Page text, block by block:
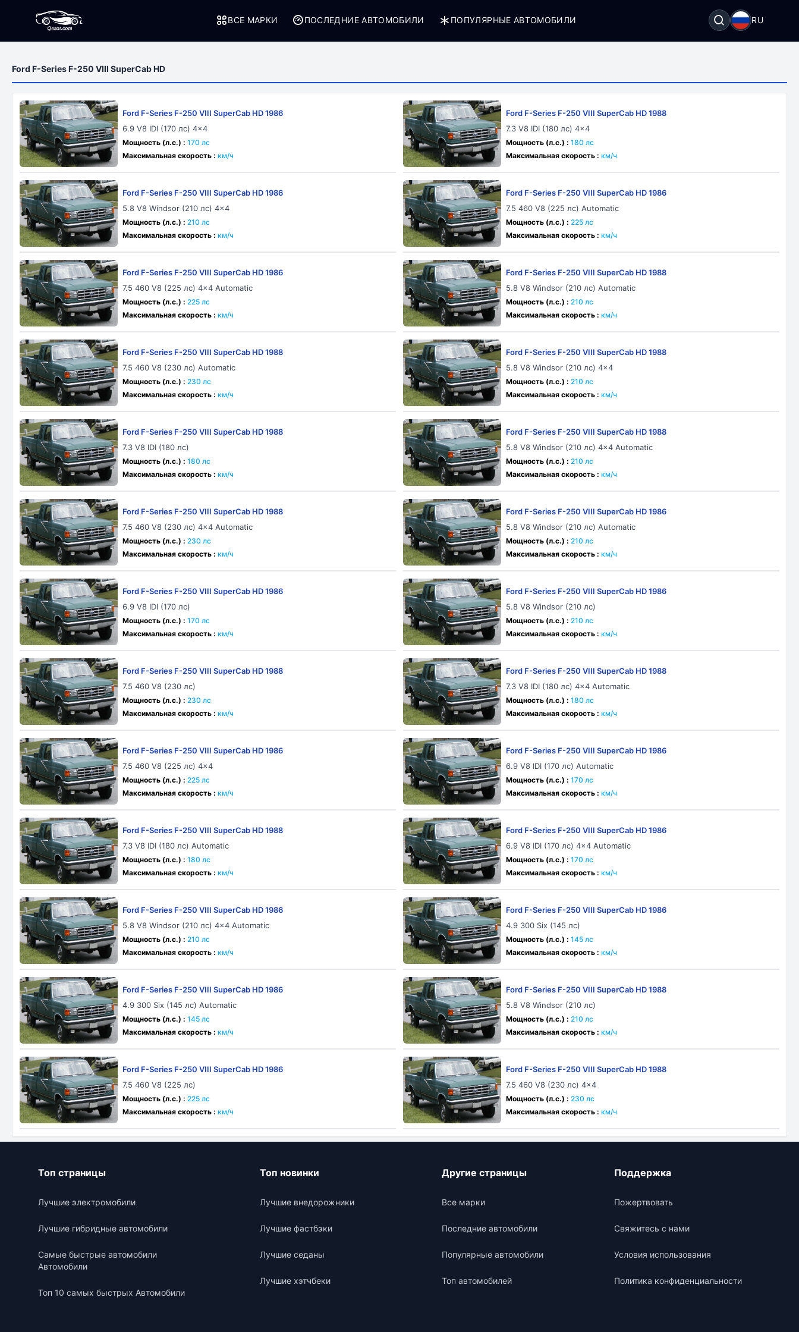
ВСЕ МАРКИ ПОСЛЕДНИЕ АВТОМОБИЛИ ПОПУЛЯРНЫЕ АВТОМОБИЛИ RU
Ford F-Series F-250 VIII SuperCab HD
Ford F-Series F-250 VIII SuperCab HD 1986
6.9 V8 IDI (170 лс) 4x4
Мощность (л.с.) : 170 лс
Максимальная скорость : км/ч
Ford F-Series F-250 VIII SuperCab HD 1988
7.3 V8 IDI (180 лс) 4x4
Мощность (л.с.) : 180 лс
Максимальная скорость : км/ч
Ford F-Series F-250 VIII SuperCab HD 1986
5.8 V8 Windsor (210 лс) 4x4
Мощность (л.с.) : 210 лс
Максимальная скорость : км/ч
Ford F-Series F-250 VIII SuperCab HD 1986
7.5 460 V8 (225 лс) Automatic
Мощность (л.с.) : 225 лс
Максимальная скорость : км/ч
Ford F-Series F-250 VIII SuperCab HD 1986
7.5 460 V8 (225 лс) 4x4 Automatic
Мощность (л.с.) : 225 лс
Максимальная скорость : км/ч
Ford F-Series F-250 VIII SuperCab HD 1988
5.8 V8 Windsor (210 лс) Automatic
Мощность (л.с.) : 210 лс
Максимальная скорость : км/ч
Ford F-Series F-250 VIII SuperCab HD 1988
7.5 460 V8 (230 лс) Automatic
Мощность (л.с.) : 230 лс
Максимальная скорость : км/ч
Ford F-Series F-250 VIII SuperCab HD 1988
5.8 V8 Windsor (210 лс) 4x4
Мощность (л.с.) : 210 лс
Максимальная скорость : км/ч
Ford F-Series F-250 VIII SuperCab HD 1988
7.3 V8 IDI (180 лс)
Мощность (л.с.) : 180 лс
Максимальная скорость : км/ч
Ford F-Series F-250 VIII SuperCab HD 1988
5.8 V8 Windsor (210 лс) 4x4 Automatic
Мощность (л.с.) : 210 лс
Максимальная скорость : км/ч
Ford F-Series F-250 VIII SuperCab HD 1988
7.5 460 V8 (230 лс) 4x4 Automatic
Мощность (л.с.) : 230 лс
Максимальная скорость : км/ч
Ford F-Series F-250 VIII SuperCab HD 1986
5.8 V8 Windsor (210 лс) Automatic
Мощность (л.с.) : 210 лс
Максимальная скорость : км/ч
Ford F-Series F-250 VIII SuperCab HD 1986
6.9 V8 IDI (170 лс)
Мощность (л.с.) : 170 лс
Максимальная скорость : км/ч
Ford F-Series F-250 VIII SuperCab HD 1986
5.8 V8 Windsor (210 лс)
Мощность (л.с.) : 210 лс
Максимальная скорость : км/ч
Ford F-Series F-250 VIII SuperCab HD 1988
7.5 460 V8 (230 лс)
Мощность (л.с.) : 230 лс
Максимальная скорость : км/ч
Ford F-Series F-250 VIII SuperCab HD 1988
7.3 V8 IDI (180 лс) 4x4 Automatic
Мощность (л.с.) : 180 лс
Максимальная скорость : км/ч
Ford F-Series F-250 VIII SuperCab HD 1986
7.5 460 V8 (225 лс) 4x4
Мощность (л.с.) : 225 лс
Максимальная скорость : км/ч
Ford F-Series F-250 VIII SuperCab HD 1986
6.9 V8 IDI (170 лс) Automatic
Мощность (л.с.) : 170 лс
Максимальная скорость : км/ч
Ford F-Series F-250 VIII SuperCab HD 1988
7.3 V8 IDI (180 лс) Automatic
Мощность (л.с.) : 180 лс
Максимальная скорость : км/ч
Ford F-Series F-250 VIII SuperCab HD 1986
6.9 V8 IDI (170 лс) 4x4 Automatic
Мощность (л.с.) : 170 лс
Максимальная скорость : км/ч
Ford F-Series F-250 VIII SuperCab HD 1986
5.8 V8 Windsor (210 лс) 4x4 Automatic
Мощность (л.с.) : 210 лс
Максимальная скорость : км/ч
Ford F-Series F-250 VIII SuperCab HD 1986
4.9 300 Six (145 лс)
Мощность (л.с.) : 145 лс
Максимальная скорость : км/ч
Ford F-Series F-250 VIII SuperCab HD 1986
4.9 300 Six (145 лс) Automatic
Мощность (л.с.) : 145 лс
Максимальная скорость : км/ч
Ford F-Series F-250 VIII SuperCab HD 1988
5.8 V8 Windsor (210 лс)
Мощность (л.с.) : 210 лс
Максимальная скорость : км/ч
Ford F-Series F-250 VIII SuperCab HD 1986
7.5 460 V8 (225 лс)
Мощность (л.с.) : 225 лс
Максимальная скорость : км/ч
Ford F-Series F-250 VIII SuperCab HD 1988
7.5 460 V8 (230 лс) 4x4
Мощность (л.с.) : 230 лс
Максимальная скорость : км/ч
Топ страницы
Лучшие электромобили
Лучшие гибридные автомобили
Самые быстрые автомобили
Автомобили
Топ 10 самых быстрых Автомобили
Топ новинки
Лучшие внедорожники
Лучшие фастбэки
Лучшие седаны
Лучшие хэтчбеки
Другие страницы
Все марки
Последние автомобили
Популярные автомобили
Топ автомобилей
Поддержка
Пожертвовать
Свяжитесь с нами
Условия использования
Политика конфиденциальности